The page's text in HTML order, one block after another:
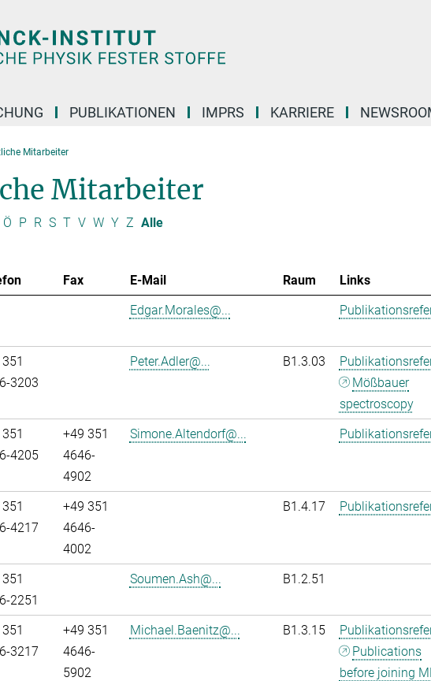
PUBLIKATIONEN IMPRS KARRIERE
Mitarbeiter
Mitarbeiter
Ö P R S T V W Y Z Alle
Fax E-Mail Raum
Links
Edgar.Morales@...
3203
Peter.Adler@... B1.3.03
Mößbauer
spectroscopy
4205
+49 351
4646-
4902
Simone.Altendorf@...
4217
+49 351
4646-
4002
B1.4.17
2251
Soumen.Ash@... B1.2.51
3217
+49 351
4646-
5902
Michael.Baenitz@... B1.3.15
Publications
before joining